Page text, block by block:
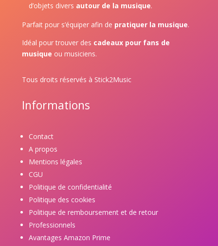
d’objets divers autour de la musique.
Parfait pour s’équiper afin de pratiquer la musique.
Idéal pour trouver des cadeaux pour fans de
musique ou musiciens.
Tous droits réservés à Stick2Music
Informations
Contact
A propos
Mentions légales
CGU
Politique de confidentialité
Politique des cookies
Politique de remboursement et de retour
Professionnels
Avantages Amazon Prime